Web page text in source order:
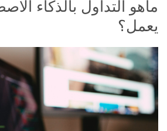
ماهو التداول بالذكاء
يعمل؟